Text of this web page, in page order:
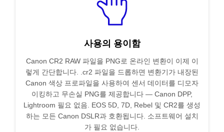
사용의 용이함
Canon CR2 RAW 파일을 PNG로 온라인 변환이 이제 이
렇게 간단합니다. .cr2 파일을 드롭하면 변환기가 내장된
Canon 색상 프로파일을 사용하여 센서 데이터를 디모자
이킹하고 무손실 PNG를 제공합니다 — Canon DPP,
Lightroom 필요 없음. EOS 5D, 7D, Rebel 및 CR2를 생성
하는 모든 Canon DSLR과 호환됩니다. 소프트웨어 설치
가 필요 없습니다.